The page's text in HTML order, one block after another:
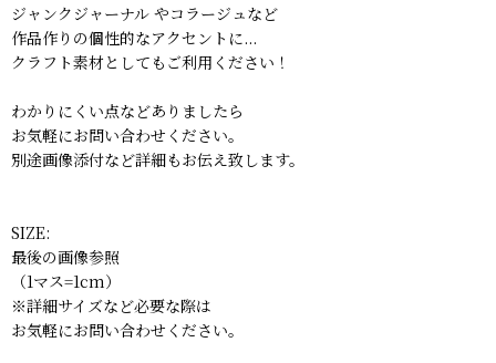
ジャンクジャーナル やコラージュなど
作品作りの個性的なアクセントに...
クラフト素材としてもご利用ください！
わかりにくい点などありましたら
お気軽にお問い合わせください。
別途画像添付など詳細もお伝え致します。
SIZE:
最後の画像参照
（1マス=1cm）
※詳細サイズなど必要な際は
お気軽にお問い合わせください。